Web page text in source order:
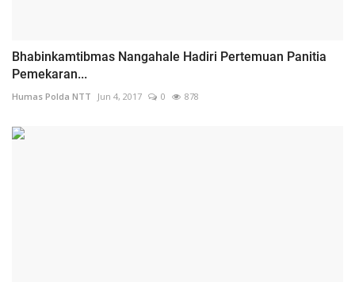
Bhabinkamtibmas Nangahale Hadiri Pertemuan Panitia
Pemekaran...
Humas Polda NTT Jun 4, 2017 0 878